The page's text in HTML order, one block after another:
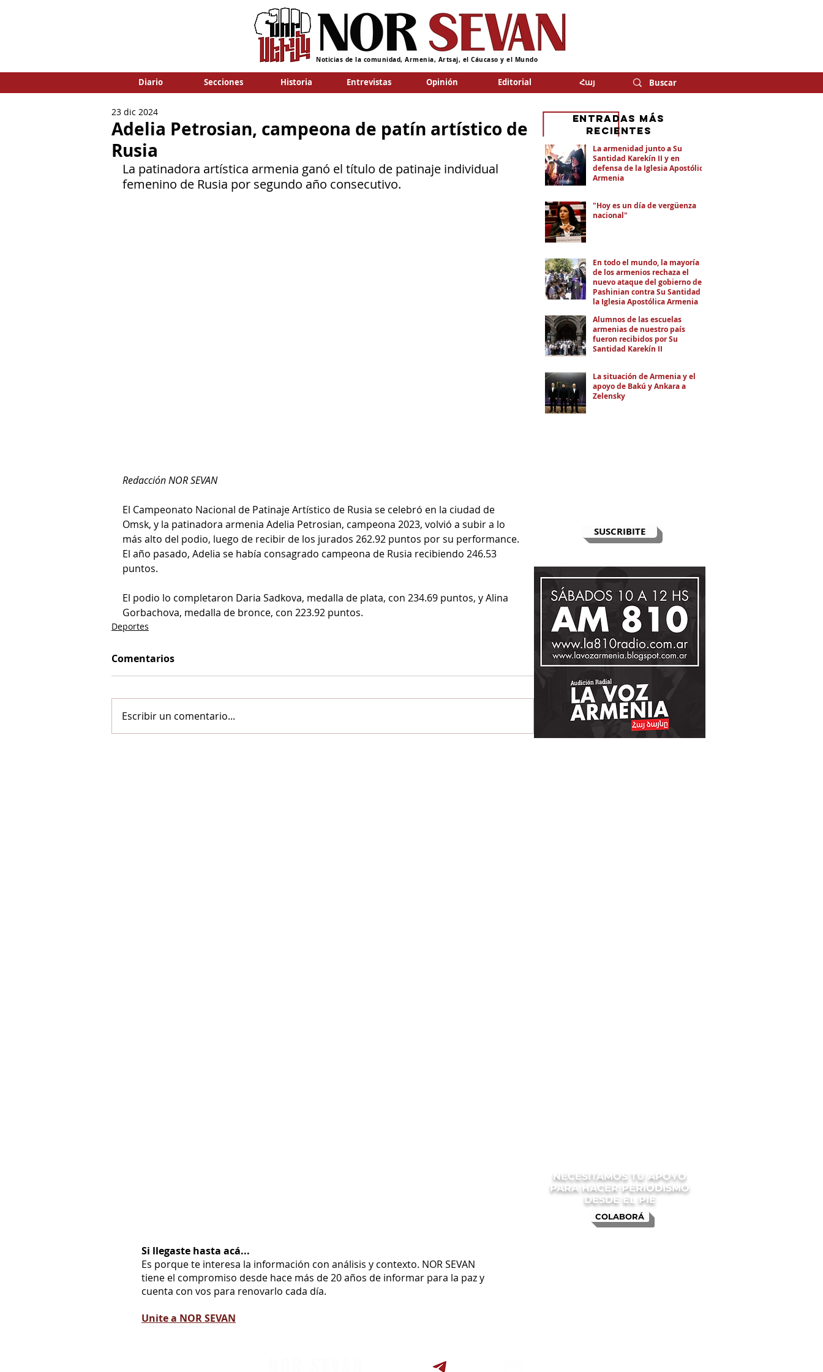
Noticias de la comunidad, Armenia, Artsaj, el Cáucaso y el Mundo
Diario Secciones Historia Entrevistas Opinión Editorial Հայ
Adelia Petrosian, campeona de patín artístico de
Rusia
23 dic 2024
La patinadora artística armenia ganó el título de patinaje individual
femenino de Rusia por segundo año consecutivo.
Redacción NOR SEVAN
El Campeonato Nacional de Patinaje Artístico de Rusia se celebró en la ciudad de
Omsk, y la patinadora armenia Adelia Petrosian, campeona 2023, volvió a subir a lo
más alto del podio, luego de recibir de los jurados 262.92 puntos por su performance.
El año pasado, Adelia se había consagrado campeona de Rusia recibiendo 246.53
puntos.
El podio lo completaron Daria Sadkova, medalla de plata, con 234.69 puntos, y Alina
Gorbachova, medalla de bronce, con 223.92 puntos.
Deportes
Comentarios
Escribir un comentario...
SUSCRIBITE
La armenidad junto a Su
Santidad Karekín II y en
defensa de la Iglesia Apostólica
Armenia
"Hoy es un día de vergüenza
nacional"
En todo el mundo, la mayoría
de los armenios rechaza el
nuevo ataque del gobierno de
Pashinian contra Su Santidad y
la Iglesia Apostólica Armenia
Alumnos de las escuelas
armenias de nuestro país
fueron recibidos por Su
Santidad Karekín II
La situación de Armenia y el
apoyo de Bakú y Ankara a
Zelensky
eNTRADAS MÁS
RECIENTES
COLABORÁ
NECESITAMOS TU APOYO
PARA HACER PERIODISMO
DESDE EL PIE
Si llegaste hasta acá...
Es porque te interesa la información con análisis y contexto. NOR SEVAN
tiene el compromiso desde hace más de 20 años de informar para la paz y
cuenta con vos para renovarlo cada día.
Unite a NOR SEVAN